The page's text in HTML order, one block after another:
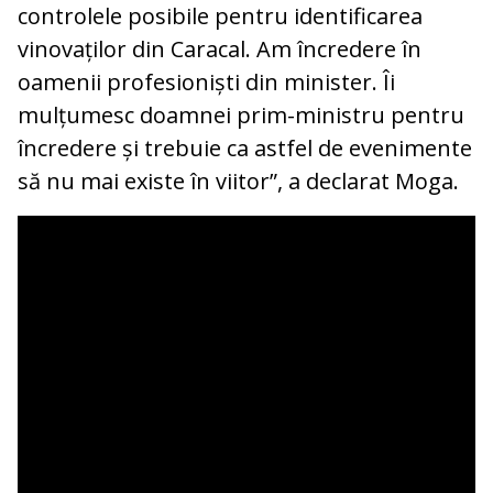
controlele posibile pentru identificarea
vinovaților din Caracal. Am încredere în
oamenii profesioniști din minister. Îi
mulțumesc doamnei prim-ministru pentru
încredere și trebuie ca astfel de evenimente
să nu mai existe în viitor”, a declarat Moga.